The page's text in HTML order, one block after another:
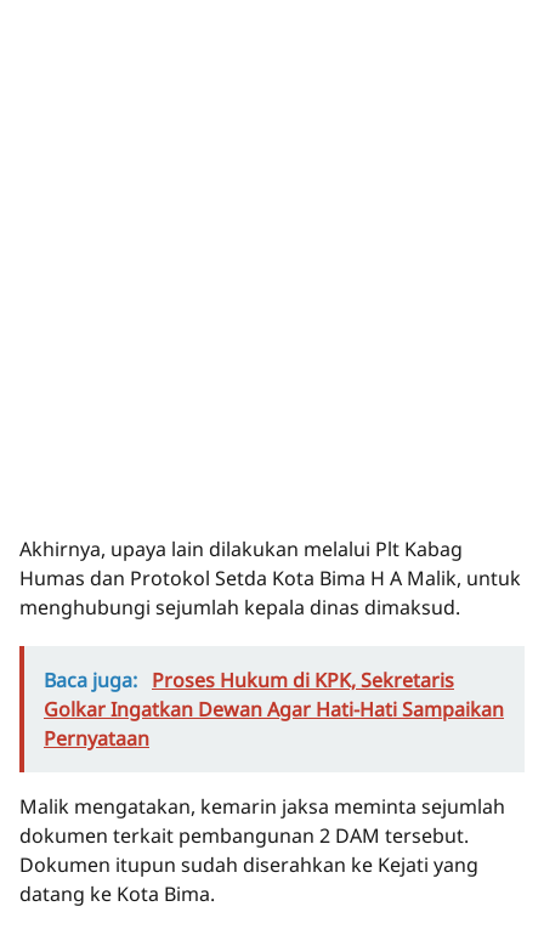
Akhirnya, upaya lain dilakukan melalui Plt Kabag
Humas dan Protokol Setda Kota Bima H A Malik, untuk
menghubungi sejumlah kepala dinas dimaksud.
Baca juga: Proses Hukum di KPK, Sekretaris
Golkar Ingatkan Dewan Agar Hati-Hati Sampaikan
Pernyataan
Malik mengatakan, kemarin jaksa meminta sejumlah
dokumen terkait pembangunan 2 DAM tersebut.
Dokumen itupun sudah diserahkan ke Kejati yang
datang ke Kota Bima.